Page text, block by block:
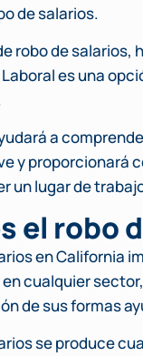
de salarios.
robo de salarios,
es una
a
y proporcionará
un lugar de
el robo
en California
cualquier
de sus formas
se produce